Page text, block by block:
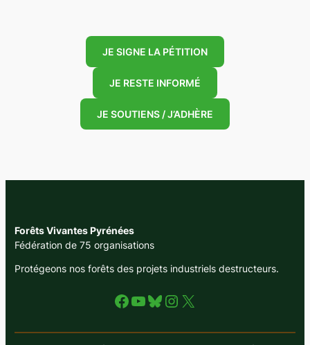
JE SIGNE LA PÉTITION
JE RESTE INFORMÉ
JE SOUTIENS / J’ADHÈRE
Forêts Vivantes Pyrénées
Fédération de 75 organisations
Protégeons nos forêts des projets industriels destructeurs.
Facebook YouTube Bluesky Instagram X